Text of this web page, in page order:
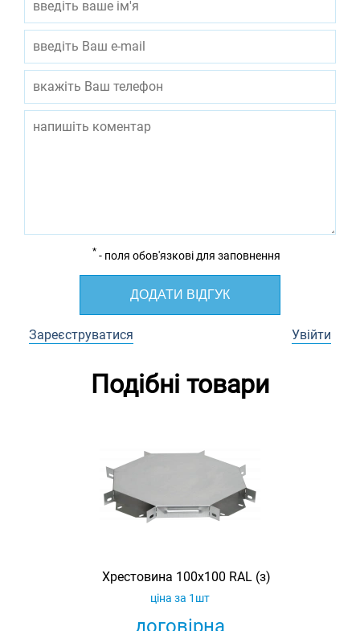
* - поля обов'язкові для заповнення
ДОДАТИ ВІДГУК
Зареєструватися Увійти
Подібні товари
Хрестовина 100х100 RAL (з)
договірна
ціна за 1шт